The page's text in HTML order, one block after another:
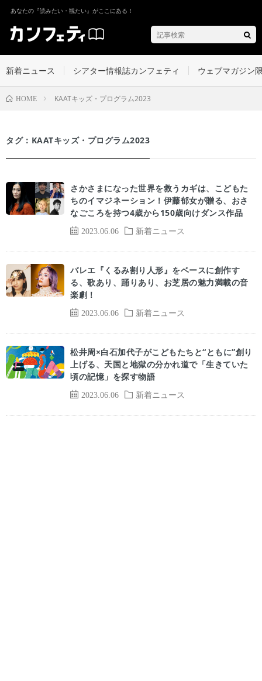
あなたの『読みたい・観たい』がここにある！
新着ニュース シアター情報誌カンフェティ ウェブマガジン
HOME KAATキッズ・プログラム2023
タグ：KAATキッズ・プログラム2023
2023.06.06 新着ニュース
さかさまになった世界を救うカギは、こどもた
ちのイマジネーション！伊藤郁女が贈る、おさ
なごころを持つ4歳から150歳向けダンス作品
2023.06.06 新着ニュース
バレエ『くるみ割り人形』をベースに創作す
る、歌あり、踊りあり、お芝居の魅力満載の音
楽劇！
2023.06.06 新着ニュース
松井周×白石加代子がこどもたちと“ともに”創り
上げる、天国と地獄の分かれ道で「生きていた
頃の記憶」を探す物語